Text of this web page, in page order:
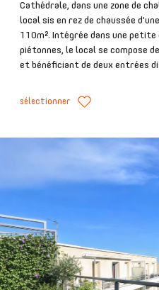
Cathédrale, dans une zone de
local sis en rez de chaussée
110m². Intégrée dans une
piétonnes, le local se compose
et bénéficiant de deux entrées
sélectionner